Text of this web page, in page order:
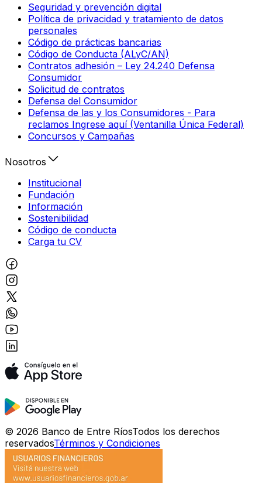
Seguridad y prevención digital
Política de privacidad y tratamiento de datos
personales
Código de prácticas bancarias
Código de Conducta (ALyC/AN)
Contratos adhesión – Ley 24.240 Defensa
Consumidor
Solicitud de contratos
Defensa del Consumidor
Defensa de las y los Consumidores - Para
reclamos Ingrese aquí (Ventanilla Única Federal)
Concursos y Campañas
Nosotros
Institucional
Fundación
Información
Sostenibilidad
Código de conducta
Carga tu CV
© 2026 Banco de Entre RíosTodos los derechos
reservadosTérminos y Condiciones